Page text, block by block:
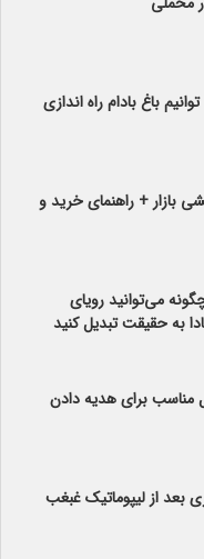
باغ بادام راه اندازی
بازار + راهنمای خرید و
می‌توانید رویای
به حقیقت تبدیل کنید